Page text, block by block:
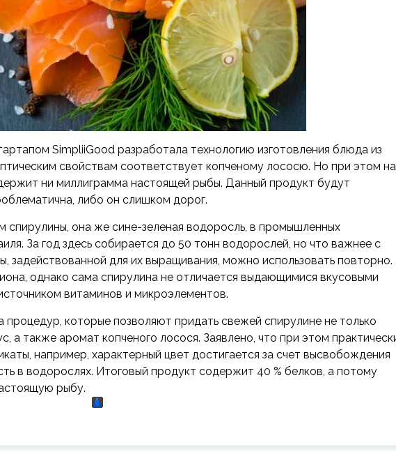
SimpliiGood разработала технологию изготовления блюда из
свойствам соответствует копченому лососю. Но при этом на
ни миллиграмма настоящей рыбы. Данный продукт будут
либо он слишком дорог.
спирулины, она же сине-зеленая водоросль, в промышленных
За год здесь собирается до 50 тонн водорослей, но что важнее с
задействованной для их выращивания, можно использовать повторно.
однако сама спирулина не отличается выдающимися вкусовыми
витаминов и микроэлементов.
процедур, которые позволяют придать свежей спирулине не только
а также аромат копченого лосося. Заявлено, что при этом
например, характерный цвет достигается за счет высвобождения
в водорослях. Итоговый продукт содержит 40 % белков, а потому
рыбу.